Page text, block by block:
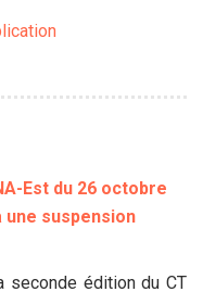
Est du 26 octobre
une suspension
seconde édition du CT